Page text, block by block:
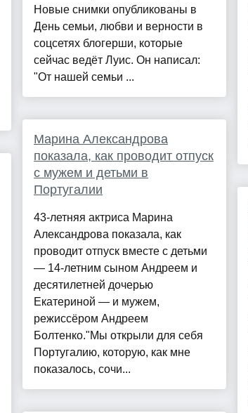
Новые снимки опубликованы в
День семьи, любви и верности в
соцсетях блогерши, которые
сейчас ведёт Луис. Он написал:
"От нашей семьи ...
Марина Александрова
показала, как проводит отпуск
с мужем и детьми в
Португалии
43-летняя актриса Марина
Александрова показала, как
проводит отпуск вместе с детьми
— 14-летним сыном Андреем и
десятилетней дочерью
Екатериной — и мужем,
режиссёром Андреем
Болтенко."Мы открыли для себя
Португалию, которую, как мне
показалось, сочи...